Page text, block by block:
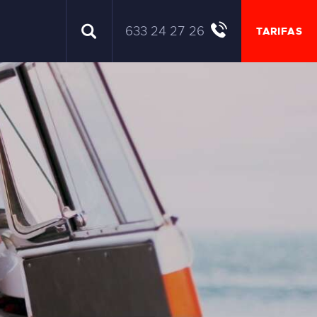
633 24 27 26 TARIFAS